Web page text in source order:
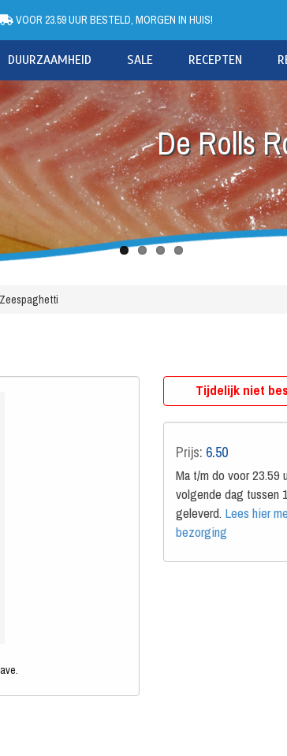
VOOR 23.59 UUR BESTELD, MORGEN IN HUIS!
DUURZAAMHEID SALE RECEPTEN
De Rolls
Zeespaghetti
Tijdelijk niet
Prijs: 6.50
Ma t/m do voor 23.59
volgende dag tussen
geleverd. Lees hier
bezorging